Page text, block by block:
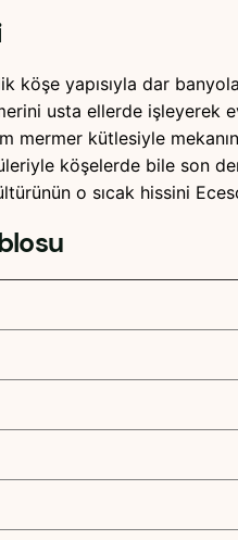
köşe yapısıyla dar
usta ellerde işleyerek
mermer kütlesiyle
köşelerde bile son
o sıcak hissini